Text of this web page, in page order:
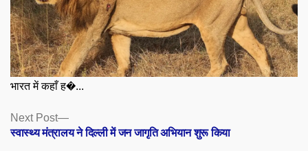
भारत में कहाँ ह�...
Posts
navigation
Next Post
Next
post:
स्वास्थ्य मंत्रालय ने दिल्ली में जन जागृति अभियान शुरू किया